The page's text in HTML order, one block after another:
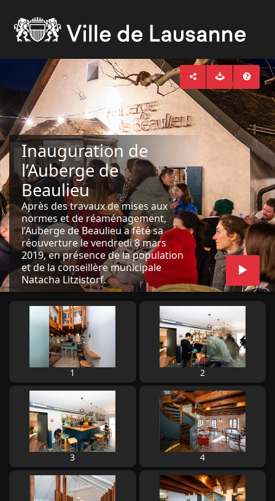
Inauguration de
l’Auberge de
Beaulieu
Après des travaux de mises aux
normes et de réaménagement,
l’Auberge de Beaulieu a fêté sa
réouverture le vendredi 8 mars
2019, en présence de la population
et de la conseillère municipale
Natacha Litzistorf.
1 2
3 4